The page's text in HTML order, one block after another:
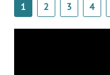
1 2 3 4